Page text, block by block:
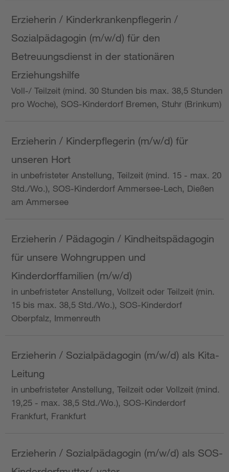
Erzieherin / Kinderkrankenpflegerin /
Sozialpädagogin (m/w/d) für den
Betreuungsdienst in der stationären
Erziehungshilfe
Voll-/ Teilzeit (mind. 30 Stunden bis max. 38,5 Stunden
pro Woche), SOS-Kinderdorf Bremen, Stuhr (Brinkum)
Erzieherin / Kinderpflegerin (m/w/d) für
unseren Hort
in unbefristeter Anstellung, Teilzeit (mind. 15 - max. 20
Std./Wo.), SOS-Kinderdorf Ammersee-Lech, Dießen
am Ammersee
Erzieherin / Pädagogin / Kindheitspädagogin
für unsere Wohngruppen und
Kinderdorffamilien (m/w/d)
in unbefristeter Anstellung, Vollzeit oder Teilzeit (min.
15 bis max. 38,5 Std./Wo.), SOS-Kinderdorf
Oberpfalz, Immenreuth
Erzieherin / Sozialpädagogin (m/w/d) als Kita-
Leitung
in unbefristeter Anstellung, Teilzeit oder Vollzeit (mind.
19,25 - max. 38,5 Std./Wo.), SOS-Kinderdorf
Frankfurt, Frankfurt
Erzieherin / Sozialpädagogin (m/w/d) als SOS-